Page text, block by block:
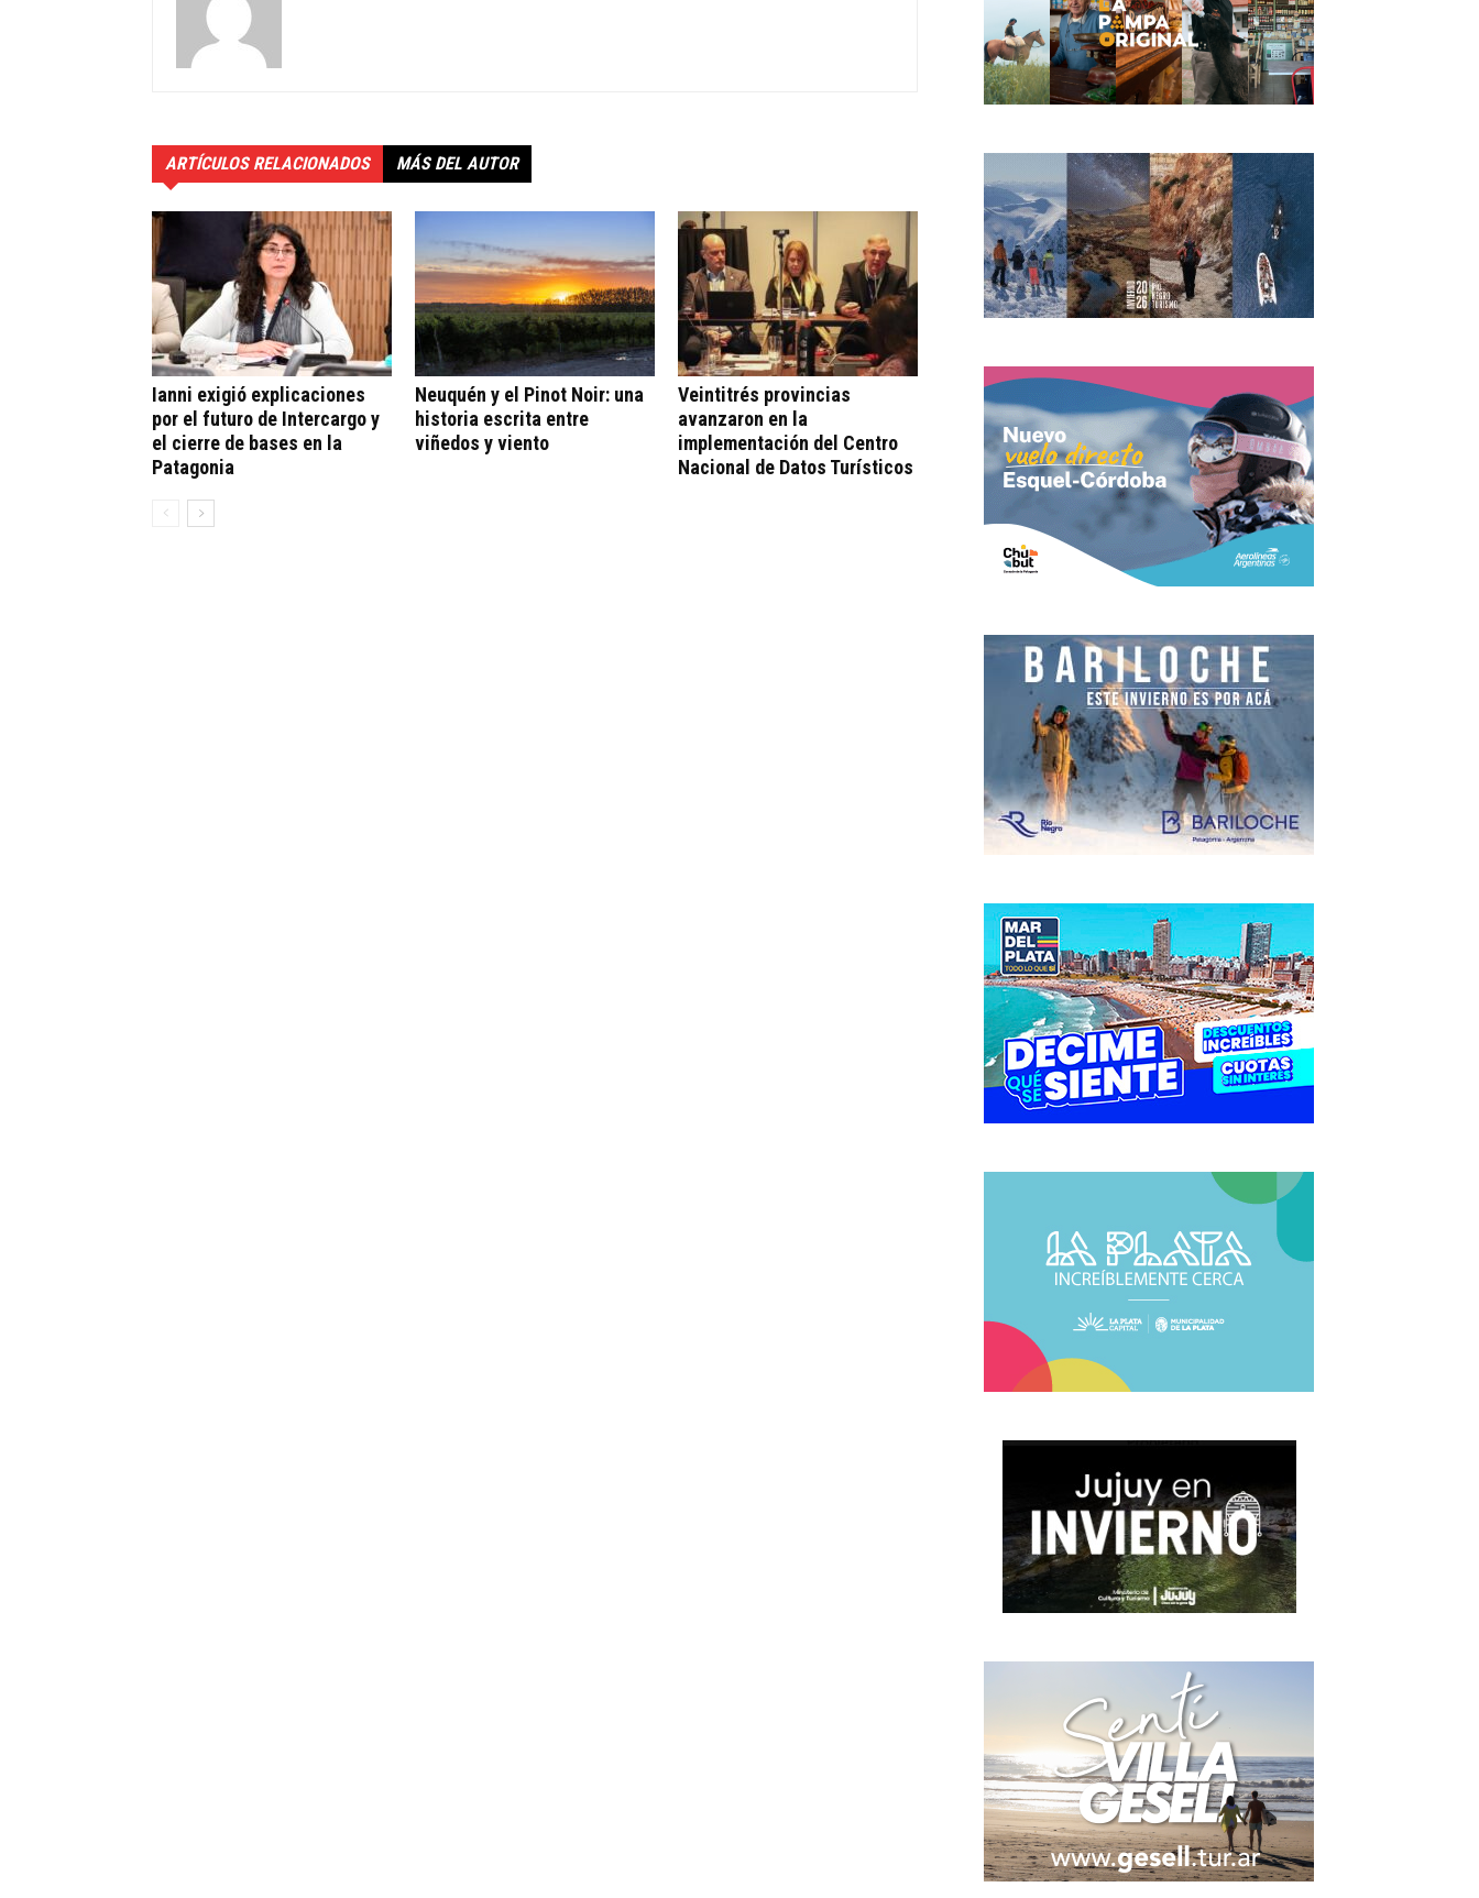
ARTÍCULOS RELACIONADOS MÁS DEL AUTOR
Ianni exigió explicaciones
por el futuro de Intercargo y
el cierre de bases en la
Patagonia
Neuquén y el Pinot Noir: una
historia escrita entre
viñedos y viento
Veintitrés provincias
avanzaron en la
implementación del Centro
Nacional de Datos Turísticos